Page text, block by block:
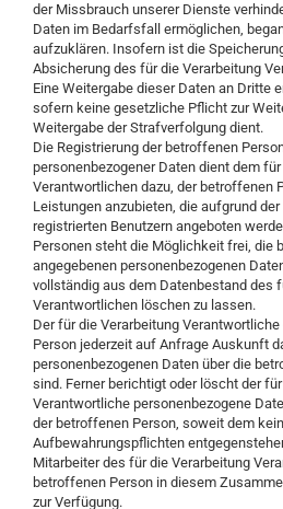
der Missbrauch unserer Dienste
Daten im Bedarfsfall ermöglichen,
aufzuklären. Insofern ist die
Absicherung des für die Verarbeitung
Eine Weitergabe dieser Daten an Dritte
sofern keine gesetzliche Pflicht zur
Weitergabe der Strafverfolgung dient.
Die Registrierung der betroffenen
personenbezogener Daten dient dem
Verantwortlichen dazu, der betroffenen
Leistungen anzubieten, die aufgrund
registrierten Benutzern angeboten
Personen steht die Möglichkeit frei, die
angegebenen personenbezogenen
vollständig aus dem Datenbestand des
Verantwortlichen löschen zu lassen.
Der für die Verarbeitung
Person jederzeit auf Anfrage Auskunft
personenbezogenen Daten über die
sind. Ferner berichtigt oder löscht der
Verantwortliche personenbezogene
der betroffenen Person, soweit dem
Aufbewahrungspflichten
Mitarbeiter des für die Verarbeitung
betroffenen Person in diesem
zur Verfügung.